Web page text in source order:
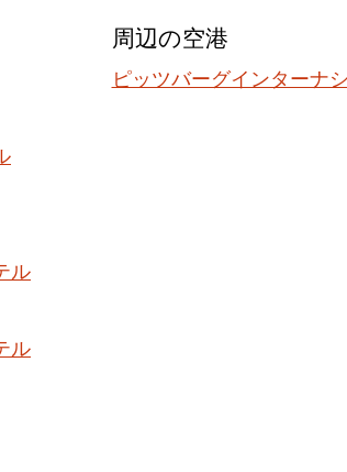
ル
ル
周辺の空港
ピッツバーグインターナ